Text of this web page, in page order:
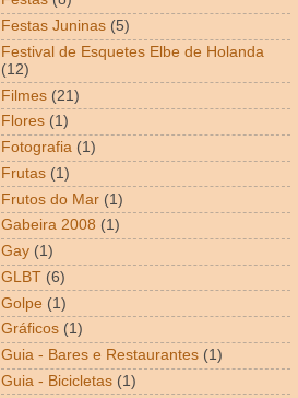
Festas Juninas (5)
Festival de Esquetes Elbe de Holanda
(12)
Filmes (21)
Flores (1)
Fotografia (1)
Frutas (1)
Frutos do Mar (1)
Gabeira 2008 (1)
Gay (1)
GLBT (6)
Golpe (1)
Gráficos (1)
Guia - Bares e Restaurantes (1)
Guia - Bicicletas (1)